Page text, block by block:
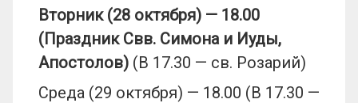
Вторник (28 октября) — 18.00
(Праздник Свв. Симона и Иуды,
Апостолов) (В 17.30 — св. Розарий)
Среда (29 октября) — 18.00 (В 17.30 —